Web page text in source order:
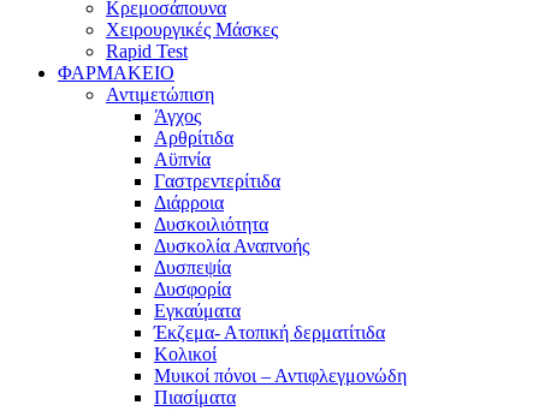
Κρεμοσάπουνα
Χειρουργικές Μάσκες
Rapid Test
ΦΑΡΜΑΚΕΙΟ
Αντιμετώπιση
Άγχος
Αρθρίτιδα
Αϋπνία
Γαστρεντερίτιδα
Διάρροια
Δυσκοιλιότητα
Δυσκολία Αναπνοής
Δυσπεψία
Δυσφορία
Εγκαύματα
Έκζεμα- Ατοπική δερματίτιδα
Κολικοί
Μυικοί πόνοι – Αντιφλεγμονώδη
Πιασίματα